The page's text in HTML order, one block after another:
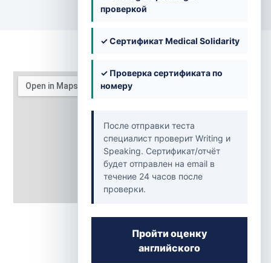
проверкой
✓ Сертификат Medical Solidarity
✓ Проверка сертификата по
номеру
После отправки теста
специалист проверит Writing и
Speaking. Сертификат/отчёт
будет отправлен на email в
течение 24 часов после
проверки.
Пройти оценку
английского
Back to Clinics